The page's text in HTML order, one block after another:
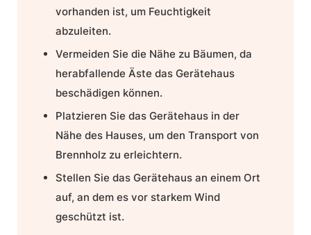
vorhanden ist, um Feuchtigkeit
abzuleiten.
Vermeiden Sie die Nähe zu Bäumen, da
herabfallende Äste das Gerätehaus
beschädigen können.
Platzieren Sie das Gerätehaus in der
Nähe des Hauses, um den Transport von
Brennholz zu erleichtern.
Stellen Sie das Gerätehaus an einem Ort
auf, an dem es vor starkem Wind
geschützt ist.